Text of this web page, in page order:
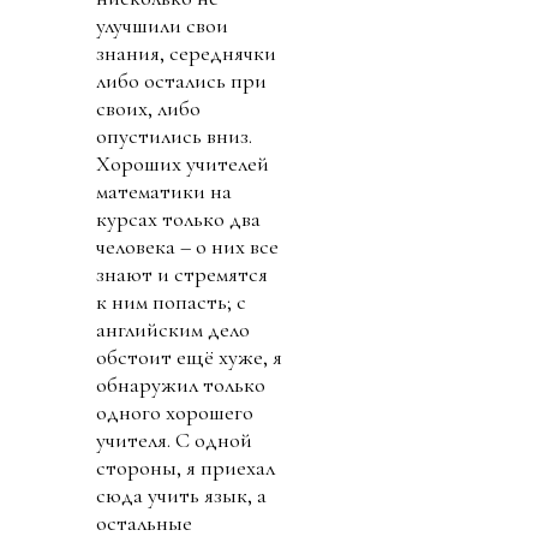
улучшили свои
знания, середнячки
либо остались при
своих, либо
опустились вниз.
Хороших учителей
математики на
курсах только два
человека – о них все
знают и стремятся
к ним попасть; с
английским дело
обстоит ещё хуже, я
обнаружил только
одного хорошего
учителя. С одной
стороны, я приехал
сюда учить язык, а
остальные